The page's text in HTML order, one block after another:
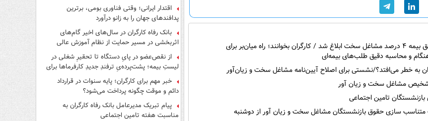
فرمول نهایی حق بیمه ۴ درصد مشاغل سخت ابلاغ شد / کارگران بخوانند؛ راه میان‌بر برای
و محاسبه دقیق طلب‌های بیمه‌ای
به خطر می‌افتد؟/نشستی برای اصلاح آیین‌نامه مشاغل سخت و زیان‌آور
مشاغل سخت و زیان آور
تامین اجتماعی
متناسب سازی حقوق بازنشستگان مشاغل سخت و زیان آور از دوشنبه
اقتدار ایرانی؛ وقتی فناوری بومی، برترین
پدافندهای جهان را به زانو درآورد
بانک رفاه کارگران در سال‌های اخیر گام‌های
اثربخشی در مسیر حمایت از نظام آموزش عالی
برداشته است
از نقص‌عضو در پایِ دستگاه تا تحقیرِ شغلی در
لیستِ بیمه؛ پشت‌پرده‌یِ ترفندِ جدیدِ کارفرماها برای
فرار از قانون چیست؟
خبر مهم برای کارگران؛ پایه سنوات در قرارداد
دائم و موقت چگونه پرداخت می‌شود؟
پیام تبریک مدیرعامل بانک رفاه کارگران به
مناسبت هفته تامین اجتماعی